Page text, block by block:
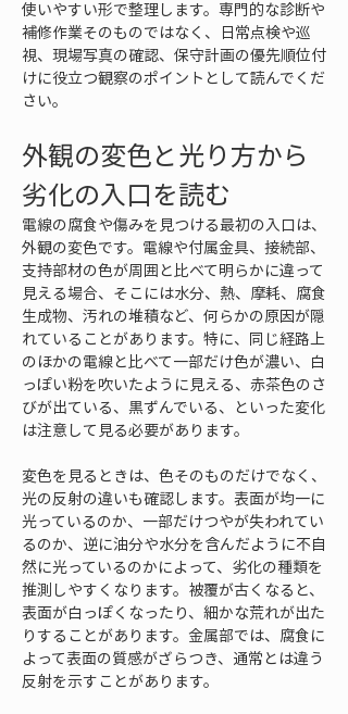
使いやすい形で整理します。専門的な診断や
補修作業そのものではなく、日常点検や巡
視、現場写真の確認、保守計画の優先順位付
けに役立つ観察のポイントとして読んでくだ
さい。
外観の変色と光り方から
劣化の入口を読む
電線の腐食や傷みを見つける最初の入口は、
外観の変色です。電線や付属金具、接続部、
支持部材の色が周囲と比べて明らかに違って
見える場合、そこには水分、熱、摩耗、腐食
生成物、汚れの堆積など、何らかの原因が隠
れていることがあります。特に、同じ経路上
のほかの電線と比べて一部だけ色が濃い、白
っぽい粉を吹いたように見える、赤茶色のさ
びが出ている、黒ずんでいる、といった変化
は注意して見る必要があります。
変色を見るときは、色そのものだけでなく、
光の反射の違いも確認します。表面が均一に
光っているのか、一部だけつやが失われてい
るのか、逆に油分や水分を含んだように不自
然に光っているのかによって、劣化の種類を
推測しやすくなります。被覆が古くなると、
表面が白っぽくなったり、細かな荒れが出た
りすることがあります。金属部では、腐食に
よって表面の質感がざらつき、通常とは違う
反射を示すことがあります。